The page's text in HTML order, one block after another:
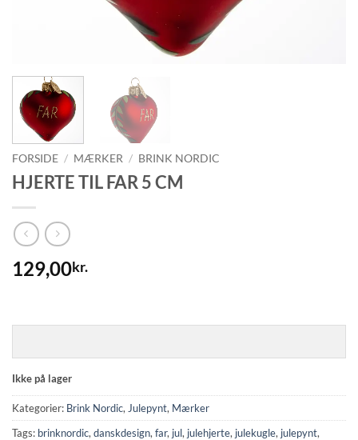
FORSIDE / MÆRKER / BRINK NORDIC
HJERTE TIL FAR 5 CM
129,00kr.
Ikke på lager
Kategorier: Brink Nordic, Julepynt, Mærker
Tags: brinknordic, danskdesign, far, jul, julehjerte, julekugle, julepynt,